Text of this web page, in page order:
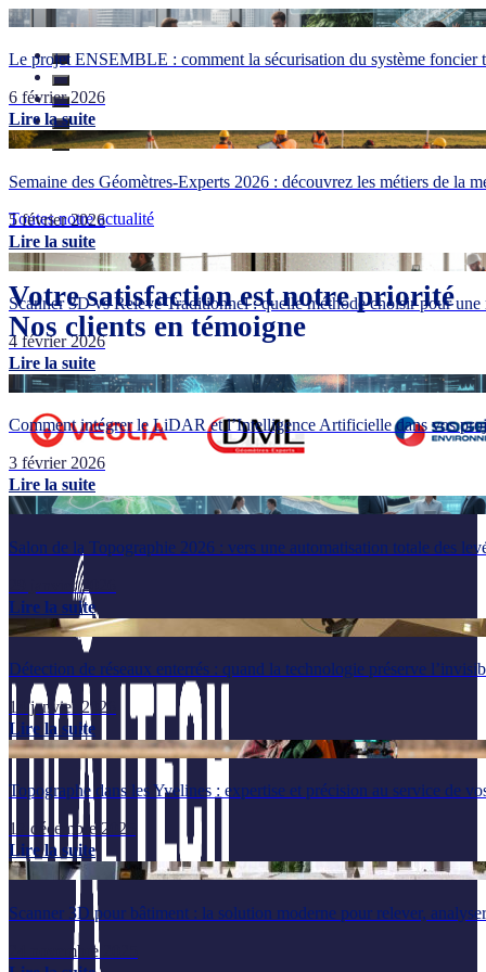
Le projet ENSEMBLE : comment la sécurisation du système foncier
6 février 2026
Lire la suite
Semaine des Géomètres-Experts 2026 : découvrez les métiers de la
5 février 2026
Lire la suite
Scanner 3D vs Relevé Traditionnel : quelle méthode choisir pour
4 février 2026
Lire la suite
Comment intégrer le LiDAR et l’Intelligence Artificielle dans vos
3 février 2026
Lire la suite
Salon de la Topographie 2026 : vers une automatisation totale des
29 janvier 2026
Lire la suite
Détection de réseaux enterrés : quand la technologie préserve
14 janvier 2026
Lire la suite
Topographe dans les Yvelines : expertise et précision au service de
17 décembre 2025
Lire la suite
Scanner 3D pour bâtiment : la solution moderne pour relever,
24 novembre 2025
Toutes notre actualité
Votre satisfaction est notre priorité
Nos clients en témoigne